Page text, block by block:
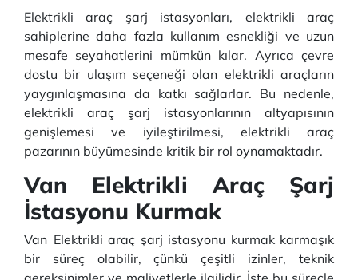
Elektrikli araç şarj istasyonları, elektrikli araç
sahiplerine daha fazla kullanım esnekliği ve uzun
mesafe seyahatlerini mümkün kılar. Ayrıca çevre
dostu bir ulaşım seçeneği olan elektrikli araçların
yaygınlaşmasına da katkı sağlarlar. Bu nedenle,
elektrikli araç şarj istasyonlarının altyapısının
genişlemesi ve iyileştirilmesi, elektrikli araç
pazarının büyümesinde kritik bir rol oynamaktadır.
Van Elektrikli Araç Şarj
İstasyonu Kurmak
Van Elektrikli araç şarj istasyonu kurmak karmaşık
bir süreç olabilir, çünkü çeşitli izinler, teknik